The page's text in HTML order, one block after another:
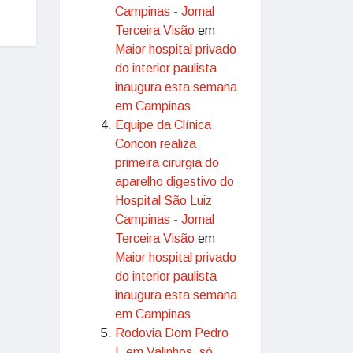
Campinas - Jornal
Terceira Visão em
Maior hospital privado
do interior paulista
inaugura esta semana
em Campinas
Equipe da Clínica
Concon realiza
primeira cirurgia do
aparelho digestivo do
Hospital São Luiz
Campinas - Jornal
Terceira Visão em
Maior hospital privado
do interior paulista
inaugura esta semana
em Campinas
Rodovia Dom Pedro